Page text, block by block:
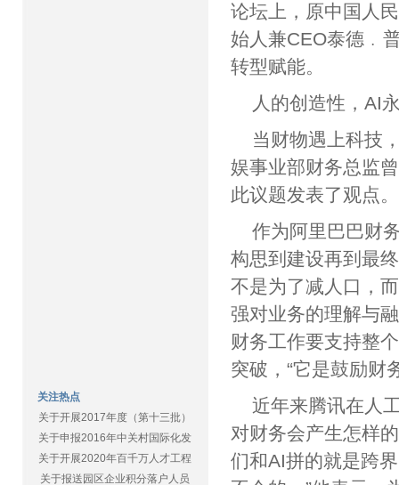
关注热点
关于开展2017年度（第十三批）
关于申报2016年中关村国际化发
关于开展2020年百千万人才工程
关于报送园区企业积分落户人员
论坛上，原中国人
始人兼CEO泰德﹒
转型赋能。
人的创造性，AI
当财物遇上科技
娱事业部财务总监
此议题发表了观点。
作为阿里巴巴财
构思到建设再到最
不是为了减人口，
强对业务的理解与
财务工作要支持整
突破，“它是鼓励财
近年来腾讯在人
对财务会产生怎样
们和AI拼的就是跨